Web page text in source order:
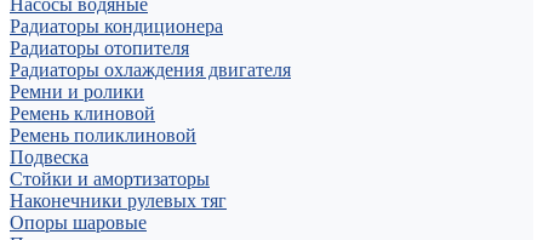
Насосы водяные
Радиаторы кондиционера
Радиаторы отопителя
Радиаторы охлаждения двигателя
Ремни и ролики
Ремень клиновой
Ремень поликлиновой
Подвеска
Стойки и амортизаторы
Наконечники рулевых тяг
Опоры шаровые